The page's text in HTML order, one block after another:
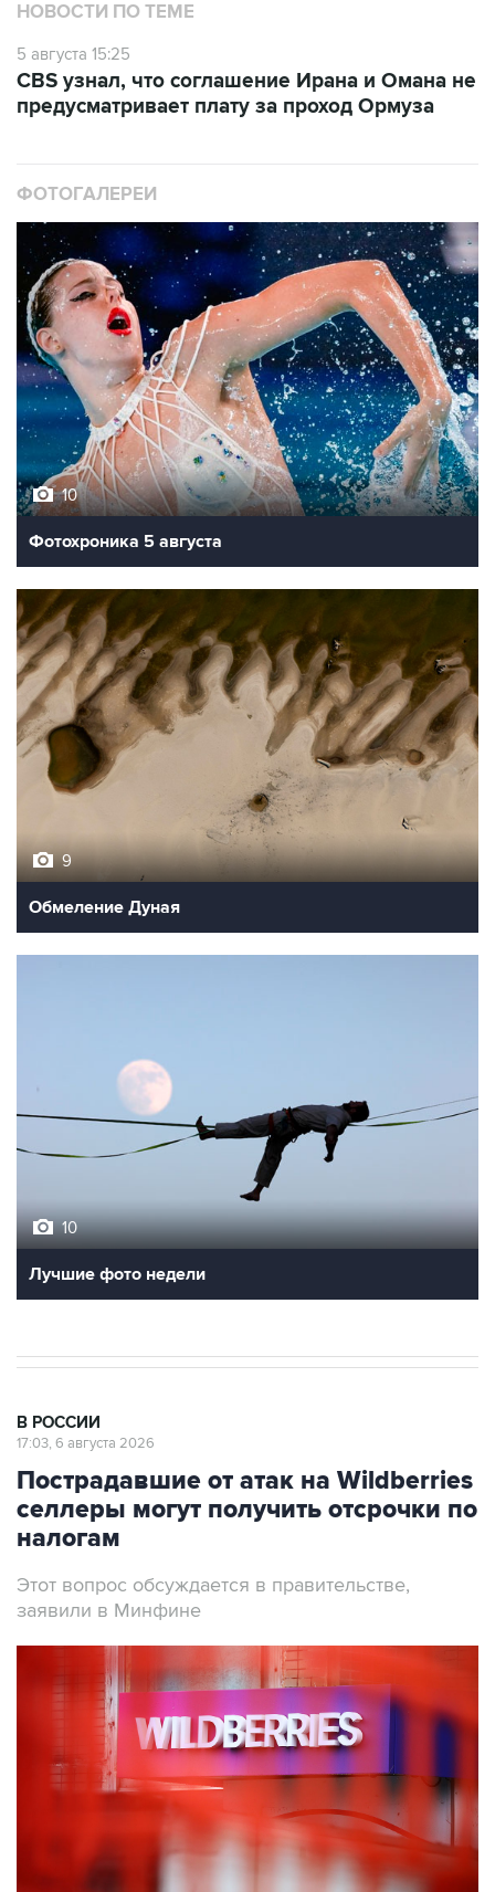
НОВОСТИ ПО ТЕМЕ
5 августа 15:25
CBS узнал, что соглашение Ирана и Омана не
предусматривает плату за проход Ормуза
ФОТОГАЛЕРЕИ
10
Фотохроника 5 августа
9
Обмеление Дуная
10
Лучшие фото недели
В РОССИИ
17:03, 6 августа 2026
Пострадавшие от атак на Wildberries
селлеры могут получить отсрочки по
налогам
Этот вопрос обсуждается в правительстве,
заявили в Минфине